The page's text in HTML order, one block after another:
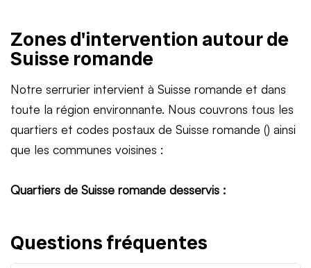
Zones d'intervention autour de
Suisse romande
Notre serrurier intervient à Suisse romande et dans
toute la région environnante. Nous couvrons tous les
quartiers et codes postaux de Suisse romande () ainsi
que les communes voisines :
Quartiers de Suisse romande desservis :
Questions fréquentes